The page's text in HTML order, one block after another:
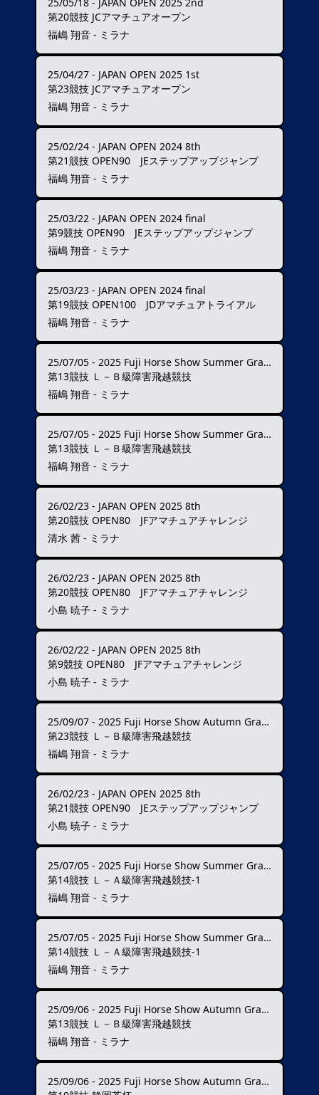
第20競技 JCアマチュアオープン
福嶋 翔音 - ミラナ
25/04/27 - JAPAN OPEN 2025 1st
第23競技 JCアマチュアオープン
福嶋 翔音 - ミラナ
25/02/24 - JAPAN OPEN 2024 8th
第21競技 OPEN90 JEステップアップジャンプ
福嶋 翔音 - ミラナ
25/03/22 - JAPAN OPEN 2024 final
第9競技 OPEN90 JEステップアップジャンプ
福嶋 翔音 - ミラナ
25/03/23 - JAPAN OPEN 2024 final
第19競技 OPEN100 JDアマチュアトライアル
福嶋 翔音 - ミラナ
25/07/05 - 2025 Fuji Horse Show Summer Grand Prix ★★★
第13競技 Ｌ－Ｂ級障害飛越競技
福嶋 翔音 - ミラナ
25/07/05 - 2025 Fuji Horse Show Summer Grand Prix ★★★
第13競技 Ｌ－Ｂ級障害飛越競技
福嶋 翔音 - ミラナ
26/02/23 - JAPAN OPEN 2025 8th
第20競技 OPEN80 JFアマチュアチャレンジ
清水 茜 - ミラナ
26/02/23 - JAPAN OPEN 2025 8th
第20競技 OPEN80 JFアマチュアチャレンジ
小島 暁子 - ミラナ
26/02/22 - JAPAN OPEN 2025 8th
第9競技 OPEN80 JFアマチュアチャレンジ
小島 暁子 - ミラナ
25/09/07 - 2025 Fuji Horse Show Autumn Grand Prix ★★★★
第23競技 Ｌ－Ｂ級障害飛越競技
福嶋 翔音 - ミラナ
26/02/23 - JAPAN OPEN 2025 8th
第21競技 OPEN90 JEステップアップジャンプ
小島 暁子 - ミラナ
25/07/05 - 2025 Fuji Horse Show Summer Grand Prix ★★★
第14競技 Ｌ－Ａ級障害飛越競技-1
福嶋 翔音 - ミラナ
25/07/05 - 2025 Fuji Horse Show Summer Grand Prix ★★★
第14競技 Ｌ－Ａ級障害飛越競技-1
福嶋 翔音 - ミラナ
25/09/06 - 2025 Fuji Horse Show Autumn Grand Prix ★★★★
第13競技 Ｌ－Ｂ級障害飛越競技
福嶋 翔音 - ミラナ
25/09/06 - 2025 Fuji Horse Show Autumn Grand Prix ★★★★